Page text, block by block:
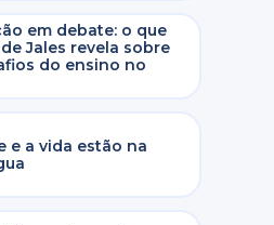
em debate: o que
Jales revela sobre
do ensino no
e a vida estão na